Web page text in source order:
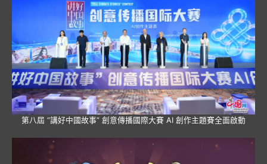
第八屆 “講好中國故事” 創意傳播國際大賽 AI 創作主題賽全面啟動